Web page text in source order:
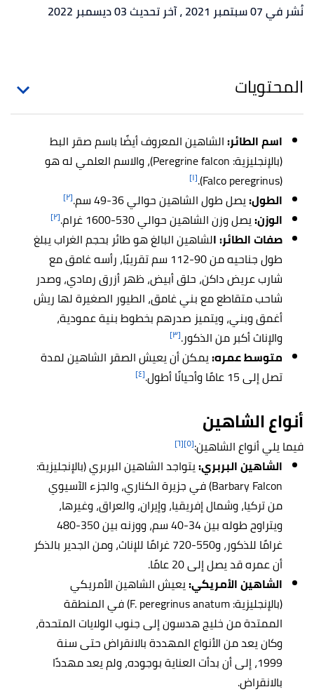
نُشر في 07 سبتمبر 2021
، آخر تحديث 03 ديسمبر 2022
المحتويات
اسم الطائر:الشاهينالمعروف أيضًا باسم صقر البط
(بالإنجليزية: Peregrine falcon)، والاسم العلمي له هو
(Falco peregrinus).
[١]
الطول:يصل طول الشاهين حوالي 36-49 سم. [٢]
الوزن:يصل وزن الشاهين حوالي530-1600 غرام. [٢]
صفات الطائر:الشاهين البالغ هو طائر بحجم الغراب يبلغ
طول جناحيه من 90-112 سم تقريبًا، رأسه غامق مع
شارب عريض داكن، حلق أبيض، ظهر أزرق رمادي، وصدر
شاحب متقاطع مع بني غامق، الطيور الصغيرة لها ريش
أغمق وبني، ويتميز صدرهم بخطوط بنية عمودية،
والإناث أكبر من الذكور.[٣]
متوسط عمره:يمكن أن يعيش الصقر الشاهين لمدة
تصل إلى 15 عامًا وأحيانًا أطول.
[٤]
أنواعالشاهين
فيما يلي أنواع الشاهين:[٥] [٦]
الشاهين البربري:يتواجد الشاهين البربري (بالإنجليزية:
Barbary Falcon) في جزيرة الكناري، والجزء الآسيوي
من تركيا، وشمال إفريقيا، وإيران، والعراق، وغيرها،
ويتراوح طوله بين 34-40 سم، ووزنه بين 350-480
غرامًا للذكور، و550-720 غرامًا للإناث، ومن الجدير بالذكر
أن عمره قد يصل إلى 20 عامًا.
الشاهين الأمريكي:يعيش الشاهين الأمريكي
(بالإنجليزية:
F. peregrinus anatum) في المنطقة
الممتدة من خليج هدسون إلى جنوب الولايات المتحدة،
وكان يعد من الأنواع المهددة بالانقراض حتى سنة
1999، إلى أن بدأت العناية بوجوده، ولم يعد مهددًا
بالانقراض.